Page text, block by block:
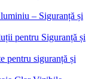
– Siguranță și
pentru Siguranță și
pentru siguranță și